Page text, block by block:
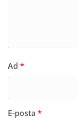
Ad *
E-posta *